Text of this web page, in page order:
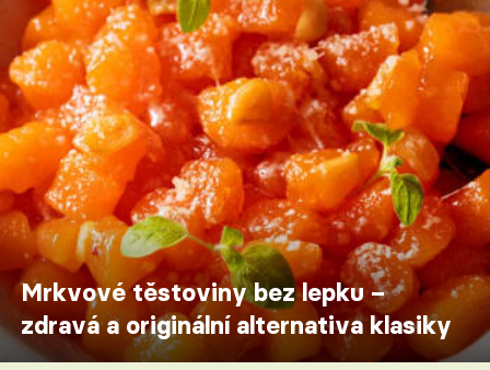
Mrkvové těstoviny bez lepku –
zdravá a originální alternativa klasiky